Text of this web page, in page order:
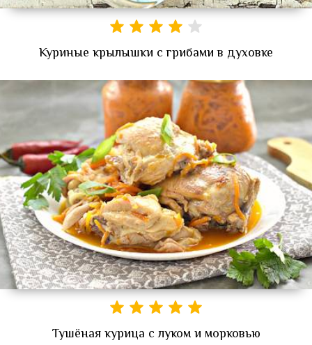
Куриные крылышки с грибами в духовке
Тушёная курица с луком и морковью